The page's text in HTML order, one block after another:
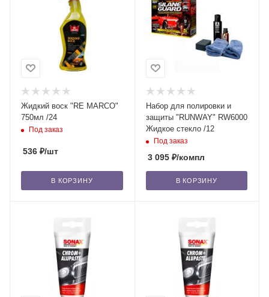
Жидкий воск "RE MARCO"
750мл /24
Под заказ
536 ₽/шт
В КОРЗИНУ
Набор для полировки и
защиты "RUNWAY" RW6000
Жидкое стекло /12
Под заказ
3 095₽/компл
В КОРЗИНУ